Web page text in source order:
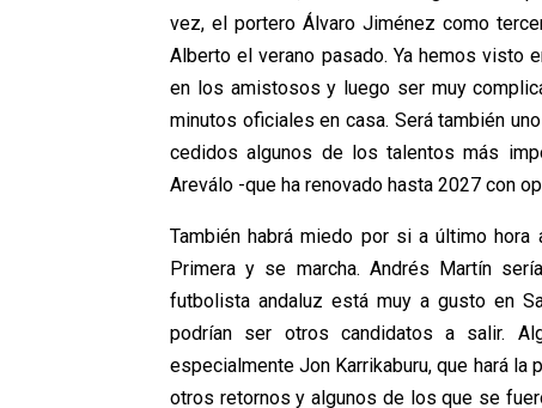
vez, el portero Álvaro Jiménez como
Alberto el verano pasado. Ya hemos visto
en los amistosos y luego ser muy
minutos oficiales en casa. Será también
cedidos algunos de los talentos más
Areválo -que ha renovado hasta 2027 con
También habrá miedo por si a último
Primera y se marcha. Andrés Martín
futbolista andaluz está muy a gusto en
podrían ser otros candidatos a salir.
especialmente Jon Karrikaburu, que hará la
otros retornos y algunos de los que se